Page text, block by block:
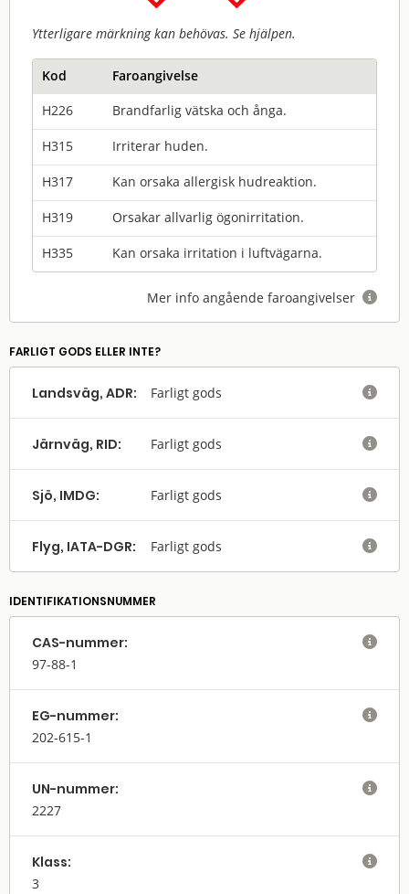
Ytterligare märkning kan behövas. Se hjälpen.
Kod
Faroangivelse
H226
Brandfarlig vätska och ånga.
H315 Irriterar huden.
H317 Kan orsaka allergisk hudreaktion.
H319 Orsakar allvarlig ögonirritation.
H335 Kan orsaka irritation i luftvägarna.
Mer info angående faroangivelser 
FARLIGT GODS ELLER INTE?
Landsväg, ADR: Farligt gods 
Järnväg, RID: Farligt gods 
Sjö, IMDG: Farligt gods 
Flyg, IATA-DGR: Farligt gods 
IDENTIFIKATIONSNUMMER
CAS-nummer:
97-88-1

EG-nummer:
202-615-1

UN-nummer:
2227

Klass:
3
